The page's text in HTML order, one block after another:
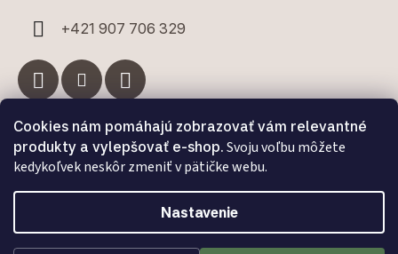
Cookies nám pomáhajú zobrazovať vám relevantné
produkty a vylepšovať e-shop. Svoju voľbu môžete
kedykoľvek neskôr zmeniť v pätičke webu.
Nastavenie
+421 907 706 329
Facebook